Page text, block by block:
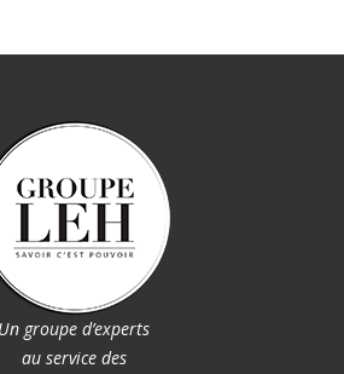
Un groupe d’experts
au service des